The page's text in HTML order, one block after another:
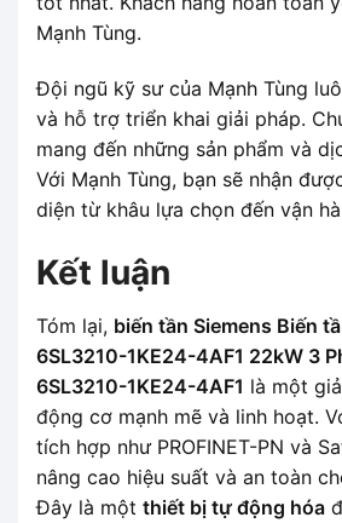
Mạnh Tùng.
Đội ngũ kỹ sư của Mạnh Tùng
và hỗ trợ triển khai giải pháp.
mang đến những sản phẩm và
Với Mạnh Tùng, bạn sẽ nhận
diện từ khâu lựa chọn đến vận
Kết luận
Tóm lại, biến tần Siemens Biến
6SL3210-1KE24-4AF1 22kW 3
6SL3210-1KE24-4AF1 là một
động cơ mạnh mẽ và linh hoạt.
tích hợp như PROFINET-PN và
nâng cao hiệu suất và an toàn
Đây là một thiết bị tự động hóa